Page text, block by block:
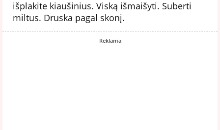
išplakite kiaušinius. Viską išmaišyti. Suberti
miltus. Druska pagal skonį.
Reklama